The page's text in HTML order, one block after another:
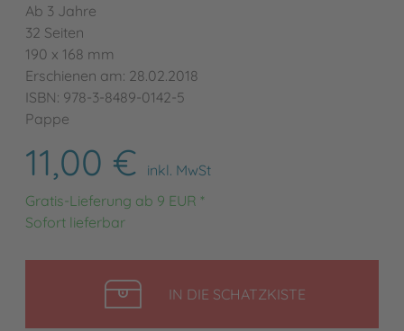
Ab 3 Jahre
32 Seiten
190 x 168 mm
Erschienen am: 28.02.2018
ISBN: 978-3-8489-0142-5
Pappe
11,00 €
inkl. MwSt
Gratis-Lieferung ab 9 EUR *
Sofort lieferbar
IN DIE SCHATZKISTELEGEN